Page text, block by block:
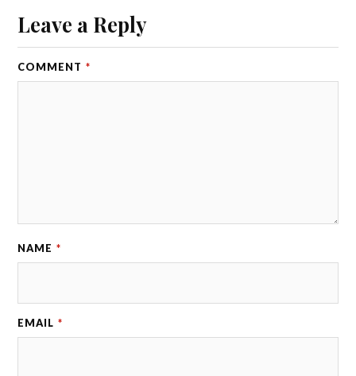
Leave a Reply
COMMENT *
NAME *
EMAIL *